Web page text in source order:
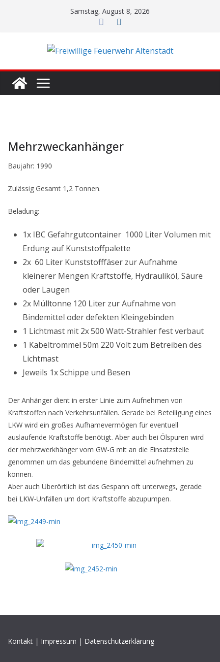
Samstag, August 8, 2026
Mehrzweckanhänger
Baujahr: 1990
Zulässig Gesamt 1,2 Tonnen.
Beladung:
1x IBC Gefahrgutcontainer 1000 Liter Volumen mit
Erdung auf Kunststoffpalette
2x 60 Liter Kunststofffäser zur Aufnahme
kleinerer Mengen Kraftstoffe, Hydrauliköl, Säure
oder Laugen
2x Mülltonne 120 Liter zur Aufnahme von
Bindemittel oder defekten Kleingebinden
1 Lichtmast mit 2x 500 Watt-Strahler fest verbaut
1 Kabeltrommel 50m 220 Volt zum Betreiben des
Lichtmast
Jeweils 1x Schippe und Besen
Der Anhänger dient in erster Linie zum Aufnehmen von
Kraftstoffen nach Verkehrsunfällen. Gerade bei Beteiligung eines
LKW wird ein großes Aufhamevermögen für eventuell
auslaufende Kraftstoffe benötigt. Aber auch bei Ölspuren wird
der mehrzwerkhänger vom GW-G mit an die Einsatzstelle
genommen um das gebundene Bindemittel aufnehmen zu
können.
Aber auch Überörtlich ist das Gespann oft unterwegs, gerade
bei LKW-Unfällen um dort Kraftstoffe abzupumpen.
Kontakt | Impressum | Datenschutzerklärung